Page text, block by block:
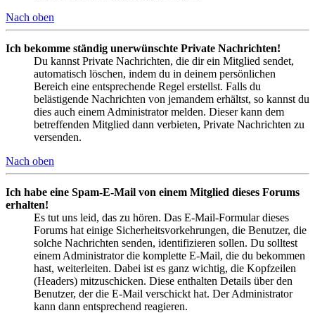
Nach oben
Ich bekomme ständig unerwünschte Private Nachrichten!
Du kannst Private Nachrichten, die dir ein Mitglied sendet,
automatisch löschen, indem du in deinem persönlichen
Bereich eine entsprechende Regel erstellst. Falls du
belästigende Nachrichten von jemandem erhältst, so kannst du
dies auch einem Administrator melden. Dieser kann dem
betreffenden Mitglied dann verbieten, Private Nachrichten zu
versenden.
Nach oben
Ich habe eine Spam-E-Mail von einem Mitglied dieses Forums
erhalten!
Es tut uns leid, das zu hören. Das E-Mail-Formular dieses
Forums hat einige Sicherheitsvorkehrungen, die Benutzer, die
solche Nachrichten senden, identifizieren sollen. Du solltest
einem Administrator die komplette E-Mail, die du bekommen
hast, weiterleiten. Dabei ist es ganz wichtig, die Kopfzeilen
(Headers) mitzuschicken. Diese enthalten Details über den
Benutzer, der die E-Mail verschickt hat. Der Administrator
kann dann entsprechend reagieren.